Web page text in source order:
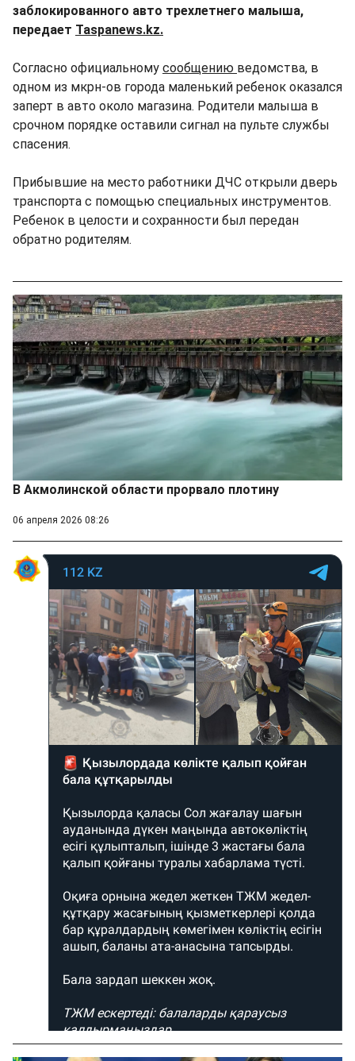
заблокированного авто трехлетнего малыша,
передает Taspanews.kz.
Согласно официальному сообщению ведомства, в
одном из мкрн-ов города маленький ребенок оказался
заперт в авто около магазина. Родители малыша в
срочном порядке оставили сигнал на пульте службы
спасения.
Прибывшие на место работники ДЧС открыли дверь
транспорта с помощью специальных инструментов.
Ребенок в целости и сохранности был передан
обратно родителям.
В Акмолинской области прорвало плотину
06 апреля 2026 08:26